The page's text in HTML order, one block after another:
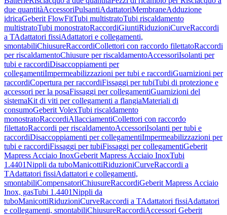
due quantitàAccessoriPulsantiAdattatoriMembraneAdduzione
idricaGeberit FlowFitTubi multistratoTubi riscaldamento
multistratoTubi monostratoRaccordiGiuntiRiduzioniCurveRaccordi
a TAdattatori fissiAdattatori e collegamenti,
smontabiliChiusureRaccordiCollettori con raccordo filettatoRaccordi
per riscaldamentoChiusure per riscaldamentoAccessoriIsolanti per
tubi e raccordiDisaccoppiamenti per
collegamentiImpermeabilizzazioni per tubi e raccordiGuarnizioni per
raccordiCopertura per raccordiFissaggi per tubiTubi di protezione e
accessori per la posaFissaggi per collegamentiGuarnizioni del
sistemaKit di viti per collegamenti a flangiaMateriali di
consumoGeberit VolexTubi riscaldamento
monostratoRaccordiAllacciamentiCollettori con raccordo
filettatoRaccordi per riscaldamentoAccessoriIsolanti per tubi e
raccordiDisaccoppiamenti per collegamentiImpermeabilizzazioni per
tubi e raccordiFissaggi per tubiFissaggi per collegamentiGeberit
Mapress Acciaio InoxGeberit Mapress Acciaio InoxTubi
1.4401Nippli da tuboManicottiRiduzioniCurveRaccordi a
TAdattatori fissiAdattatori e collegamenti,
smontabiliCompensatoriChiusureRaccordiGeberit Mapress Acciaio
Inox, gasTubi 1.4401Nippli da
tuboManicottiRiduzioniCurveRaccordi a TAdattatori fissiAdattatori
e collegamenti, smontabiliChiusureRaccordiAccessori Geberit